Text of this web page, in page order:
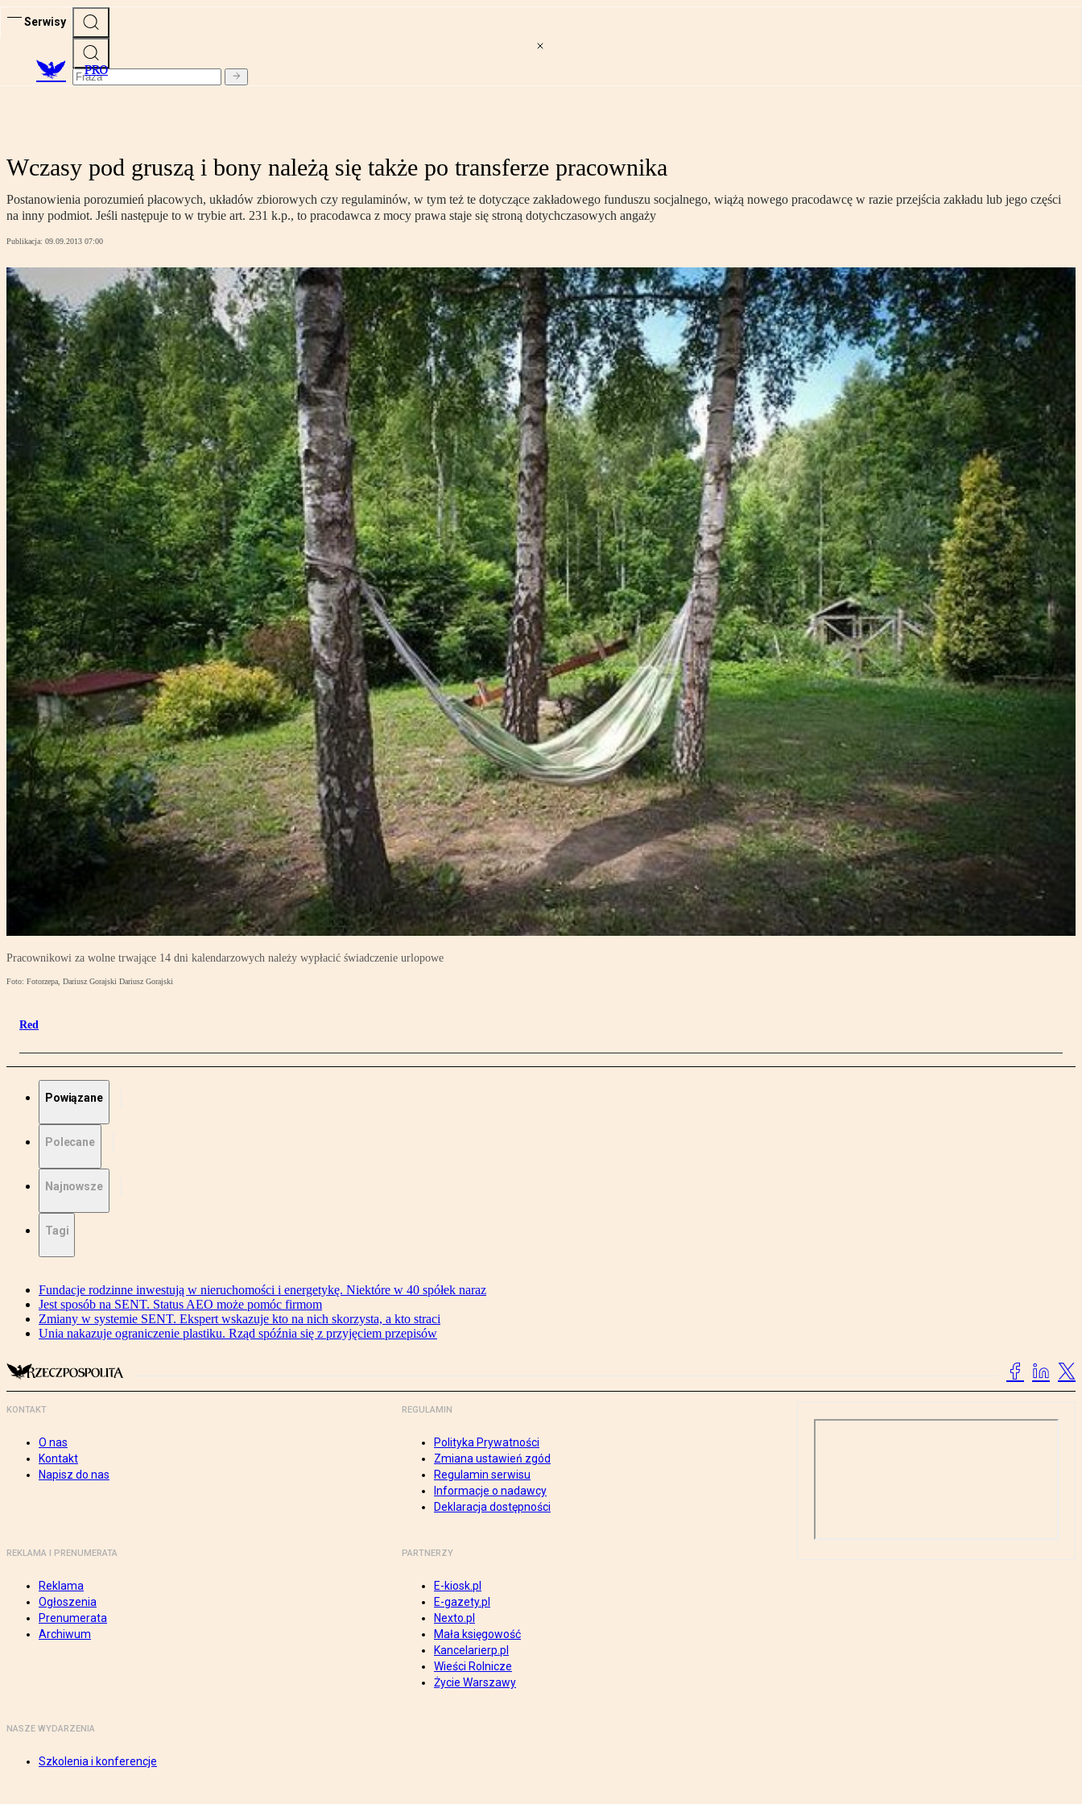
Serwisy
PRO
Wczasy pod gruszą i bony należą się także po transferze pracownika
Postanowienia porozumień płacowych, układów zbiorowych czy regulaminów, w tym też te dotyczące zakładowego funduszu socjalnego, wiążą nowego pracodawcę w razie przejścia zakładu lub jego części
na inny podmiot. Jeśli następuje to w trybie art. 231 k.p., to pracodawca z mocy prawa staje się stroną dotychczasowych angaży
Publikacja: 09.09.2013 07:00
Pracownikowi za wolne trwające 14 dni kalendarzowych należy wypłacić świadczenie urlopowe
Foto: Fotorzepa, Dariusz Gorajski Dariusz Gorajski
Red
Powiązane
Polecane
Najnowsze
Tagi
Fundacje rodzinne inwestują w nieruchomości i energetykę. Niektóre w 40 spółek naraz
Jest sposób na SENT. Status AEO może pomóc firmom
Zmiany w systemie SENT. Ekspert wskazuje kto na nich skorzysta, a kto straci
Unia nakazuje ograniczenie plastiku. Rząd spóźnia się z przyjęciem przepisów
KONTAKT
O nas
Kontakt
Napisz do nas
REGULAMIN
Polityka Prywatności
Zmiana ustawień zgód
Regulamin serwisu
Informacje o nadawcy
Deklaracja dostępności
REKLAMA I PRENUMERATA
Reklama
Ogłoszenia
Prenumerata
Archiwum
PARTNERZY
E-kiosk.pl
E-gazety.pl
Nexto.pl
Mała księgowość
Kancelarierp.pl
Wieści Rolnicze
Życie Warszawy
NASZE WYDARZENIA
Szkolenia i konferencje